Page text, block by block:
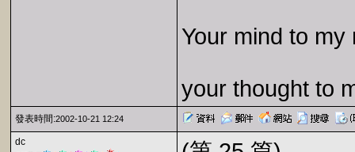
Your mind to my
your thought to
發表時間:2002-10-21 12:24
dc